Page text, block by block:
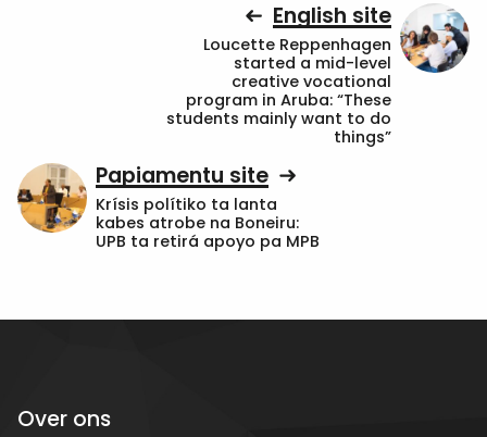
English site
Loucette Reppenhagen
started a mid-level
creative vocational
program in Aruba: “These
students mainly want to do
things”
Papiamentu site
Krísis polítiko ta lanta
kabes atrobe na Boneiru:
UPB ta retirá apoyo pa MPB
Over ons